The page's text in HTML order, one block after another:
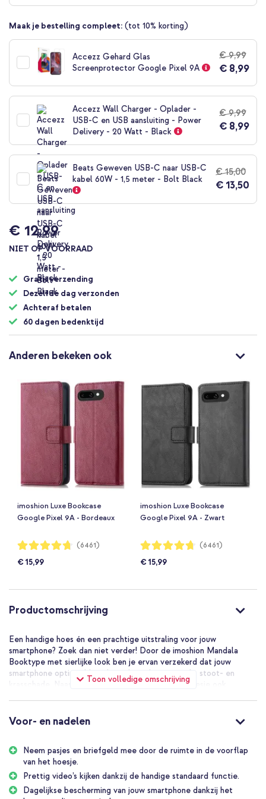
begin
van
de
afbeeldingen-
gallerij
Maak je bestelling compleet: (tot 10% korting)
Accezz Gehard Glas
Screenprotector Google Pixel 9A
€ 9,99
€ 8,99
Accezz Wall Charger - Oplader -
USB-C en USB aansluiting - Power
Delivery - 20 Watt - Black
€ 9,99
€ 8,99
Beats Geweven USB-C naar USB-C
kabel 60W - 1,5 meter - Bolt Black
€ 15,00
€ 13,50
€ 12,99
NIET OP VOORRAAD
Gratis verzending
Dezelfde dag verzonden
Achteraf betalen
60 dagen bedenktijd
Anderen bekeken ook
imoshion Luxe Bookcase
Google Pixel 9A - Bordeaux
Waardering:
94%
(6461)
€ 15,99
imoshion Luxe Bookcase
Google Pixel 9A - Zwart
Waardering:
94%
(6461)
€ 15,99
Productomschrijving
Toon volledige omschrijving
Een handige hoes én een prachtige uitstraling voor jouw
smartphone? Zoek dan niet verder! Door de imoshion Mandala
Booktype met sierlijke look ben je ervan verzekerd dat jouw
smartphone optimaal beschermd wordt tegen val-, stoot- en
krasschade. Naast het sierlijke design heeft het hoesje ook
neer te zetten bij lange gesprekken of het bekijken van video’s.
De hoes heeft een slank ontwerp, waardoor je telefoon zijn dunne
vormgeving behoudt. Ideaal wanneer je de hoes graag in je kleding
bij je draagt. De imoshion Mandala Booktype is gemaakt van
kunstleer met een sierlijke look door de mandala print en is
beschikbaar in meerdere tinten. Ga je voor neutraal zwart of
Voor- en nadelen
Neem pasjes en briefgeld mee door de ruimte in de voorflap
van het hoesje.
Prettig video’s kijken dankzij de handige standaard functie.
Dagelijkse bescherming van jouw smartphone dankzij het